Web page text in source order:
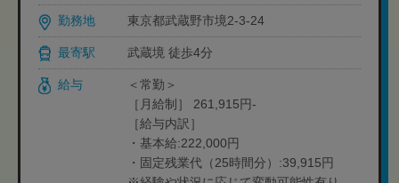
勤務地 東京都武蔵野市境2-3-24
最寄駅 武蔵境 徒歩4分
給与
＜常勤＞
［月給制］ 261,915円-
［給与内訳］
・基本給:222,000円
・固定残業代（25時間分）:39,915円